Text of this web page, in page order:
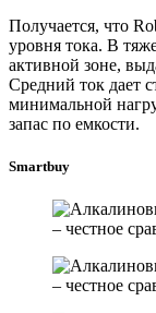
Получается, что
уровня тока. В
активной зоне,
Средний ток дает
минимальной
запас по емкости.
Smartbuy